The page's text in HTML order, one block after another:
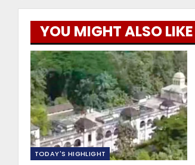
YOU MIGHT ALSO LIKE
TODAY'S HIGHLIGHT